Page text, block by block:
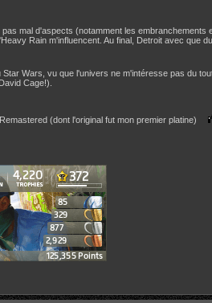
mal d'aspects (notamment les
Rain m'influencent. Au final, Detroit avec que
Wars, vu que l'univers ne m'intéresse pas du
Cage!).
(dont l'original fut mon premier platine)